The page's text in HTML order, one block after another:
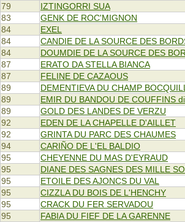
79
IZTINGORRI SUA
83
GENK DE ROC'MIGNON
84
EXEL
84
CANDIE DE LA SOURCE DES
84
DOUMDIE DE LA SOURCE DES
87
ERATO DA STELLA BIANCA
87
FELINE DE CAZAOUS
89
DEMENTIEVA DU CHAMP
89
EMIR DU BANDOU DE COUFFINS
89
GOLD DES LANDES DE VERZU
92
EDEN DE LA CHAPELLE D'AILLET
92
GRINTA DU PARC DES CHAUMES
94
CARIÑO DE L'EL BALDIO
95
CHEYENNE DU MAS D'EYRAUD
95
DIANE DES SAGNES DES MILLE
95
ETOILE DES AJONCS DU VAL
95
CIZZLA DU BOIS DE L'HENCHY
95
CRACK DU FER SERVADOU
95
FABIA DU FIEF DE LA GARENNE